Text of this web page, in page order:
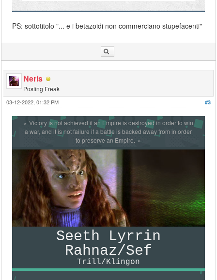
PS: sottotitolo "... e i betazoidi non commerciano stupefacenti"
Neris
Posting Freak
#3
03-12-2022, 01:32 PM
Victory is not achieved if an Empire is destroyed in order to win
a war, and it is not failure if a battle is backed away from in order
to preserve an Empire.
Seeth Lyrrin
Rahnaz/Sef
Trill/Klingon